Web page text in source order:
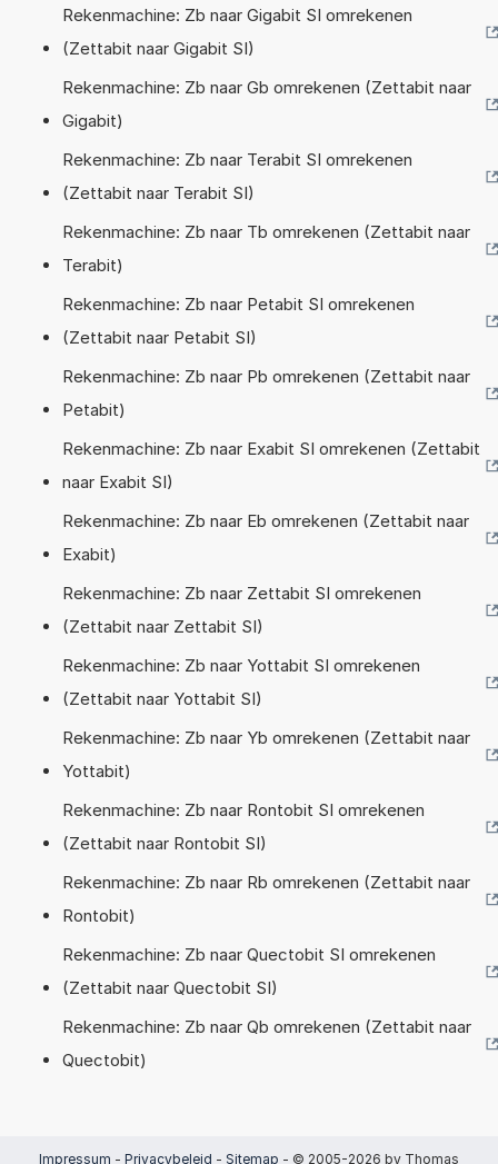
Rekenmachine: Zb naar Gigabit SI omrekenen
(Zettabit naar Gigabit SI)
Rekenmachine: Zb naar Gb omrekenen (Zettabit naar
Gigabit)
Rekenmachine: Zb naar Terabit SI omrekenen
(Zettabit naar Terabit SI)
Rekenmachine: Zb naar Tb omrekenen (Zettabit naar
Terabit)
Rekenmachine: Zb naar Petabit SI omrekenen
(Zettabit naar Petabit SI)
Rekenmachine: Zb naar Pb omrekenen (Zettabit naar
Petabit)
Rekenmachine: Zb naar Exabit SI omrekenen (Zettabit
naar Exabit SI)
Rekenmachine: Zb naar Eb omrekenen (Zettabit naar
Exabit)
Rekenmachine: Zb naar Zettabit SI omrekenen
(Zettabit naar Zettabit SI)
Rekenmachine: Zb naar Yottabit SI omrekenen
(Zettabit naar Yottabit SI)
Rekenmachine: Zb naar Yb omrekenen (Zettabit naar
Yottabit)
Rekenmachine: Zb naar Rontobit SI omrekenen
(Zettabit naar Rontobit SI)
Rekenmachine: Zb naar Rb omrekenen (Zettabit naar
Rontobit)
Rekenmachine: Zb naar Quectobit SI omrekenen
(Zettabit naar Quectobit SI)
Rekenmachine: Zb naar Qb omrekenen (Zettabit naar
Quectobit)
Impressum - Privacybeleid - Sitemap - © 2005-2026 by Thomas